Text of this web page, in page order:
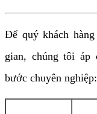
Để quý khách
gian, chúng tôi
bước chuyên nghiệp: